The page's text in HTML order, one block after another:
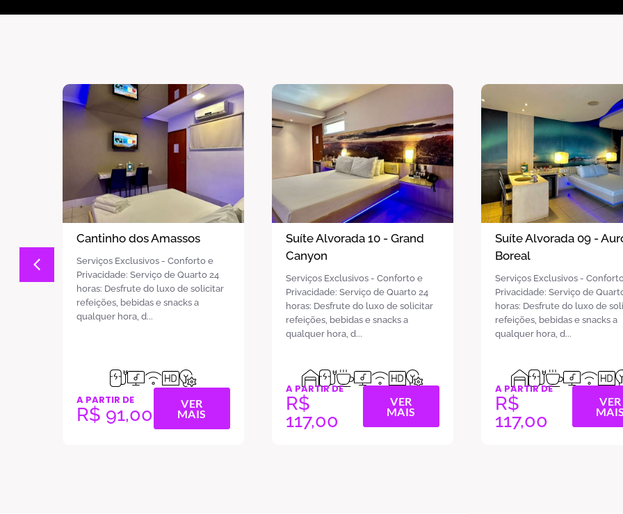
Suíte Alvorada 10 - Grand
Canyon
Serviços Exclusivos - Conforto e
Privacidade: Serviço de Quarto 24
horas: Desfrute do luxo de solicitar
refeições, bebidas e snacks a
A PARTIR DE
R$
117,00
VER
MAIS
Suíte Alvorada 09 - Aurora
Boreal
Serviços Exclusivos - Conforto e
Privacidade: Serviço de Quarto 24
horas: Desfrute do luxo de solicitar
refeições, bebidas e snacks a
qualquer hora, d...
A PARTIR DE
R$
117,00
VER
MAIS
Suíte Alvorada 08 -
de Turquia
Serviços Exclusivos -
Privacidade: Serviço de
horas: Desfrute do luxo de
refeições, bebidas e snacks a
qualquer hora, d...
A PARTIR DE
R$
117,00
VER
MAIS